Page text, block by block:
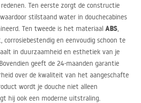
Ten eerste zorgt de constructie
stilstaand water in douchecabines
Ten tweede is het materiaal ABS,
en eenvoudig schoon te
in duurzaamheid en esthetiek van je
geeft de 24-maanden garantie
over de kwaliteit van het aangeschafte
wordt je douche niet alleen
hij ook een moderne uitstraling.